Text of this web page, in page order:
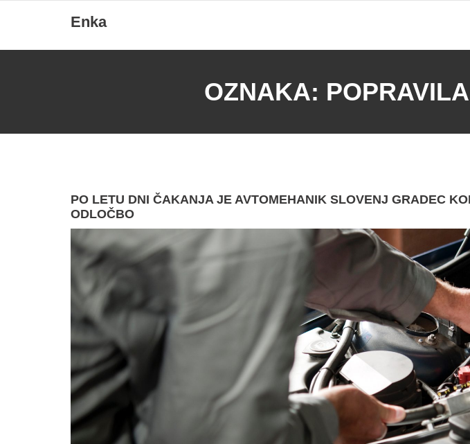
content
Enka
OZNAKA:
PO LETU DNI ČAKANJA JE AVTOMEHANIK SLOVENJ GRADEC
ODLOČBO